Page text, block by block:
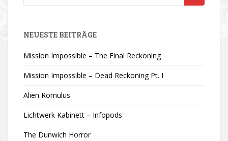
NEUESTE BEITRÄGE
Mission Impossible – The Final Reckoning
Mission Impossible – Dead Reckoning Pt. I
Alien Romulus
Lichtwerk Kabinett – Infopods
The Dunwich Horror